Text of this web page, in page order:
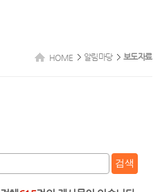
HOME 알림마당 보도자료
검색